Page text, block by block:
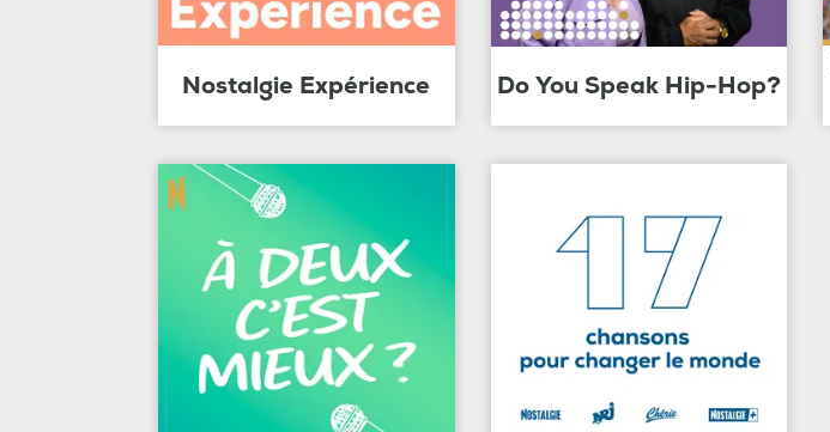
Nostalgie Expérience Do You Speak Hip-Hop?